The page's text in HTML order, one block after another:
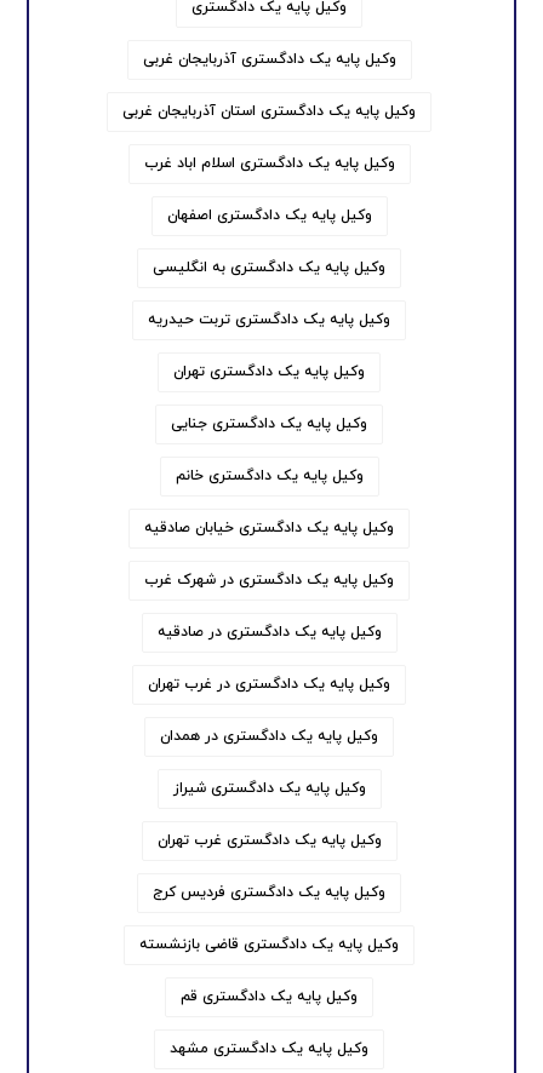
وکیل پایه یک دادگستری
وکیل پایه یک دادگستری آذربایجان غربی
وکیل پایه یک دادگستری استان آذربایجان غربی
وکیل پایه یک دادگستری اسلام اباد غرب
وکیل پایه یک دادگستری اصفهان
وکیل پایه یک دادگستری به انگلیسی
وکیل پایه یک دادگستری تربت حیدریه
وکیل پایه یک دادگستری تهران
وکیل پایه یک دادگستری جنایی
وکیل پایه یک دادگستری خانم
وکیل پایه یک دادگستری خیابان صادقیه
وکیل پایه یک دادگستری در شهرک غرب
وکیل پایه یک دادگستری در صادقیه
وکیل پایه یک دادگستری در غرب تهران
وکیل پایه یک دادگستری در همدان
وکیل پایه یک دادگستری شیراز
وکیل پایه یک دادگستری غرب تهران
وکیل پایه یک دادگستری فردیس کرج
وکیل پایه یک دادگستری قاضی بازنشسته
وکیل پایه یک دادگستری قم
وکیل پایه یک دادگستری مشهد